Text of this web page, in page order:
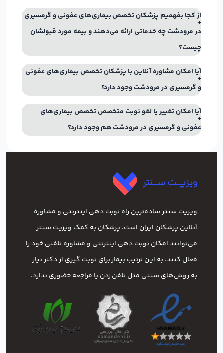
از کجا بفهمیم پزشکان تخصص بیماری‌های عفونی و گرمسیری
در مرودشت چه خدماتی ارائه می‌دهند و بیمه مورد قبولشان
چیست؟
آیا امکان مشاوره آنلاین با پزشکان تخصص بیماری‌های عفونی
و گرمسیری در مرودشت وجود دارد؟
آیا امکان تغییر یا لغو نوبت متخصص تخصص بیماری‌های
عفونی و گرمسیری در مرودشت هم وجود دارد؟
ویزیت سنتر ساده‌ترین راه نوبت‌ دهی اینترنتی و مشاوره
آنلاین پزشکان ایران است. پزشکان به کمک ویزیت سنتر
می‌توانند امکان نوبت دهی اینترنتی و مشاوره تلفنی خود را
فعال کنند. به این ترتیب بیمار برای نوبت گیری از دکتر نیاز
به روش‌های سنتی مثل تلفن زدن یا مراجعه حضوری ندارد.